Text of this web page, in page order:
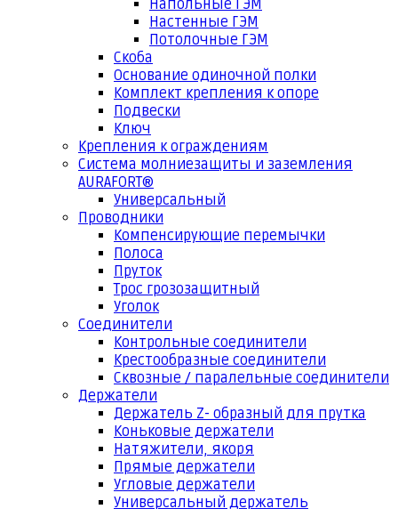
Напольные ГЭМ
Настенные ГЭМ
Потолочные ГЭМ
Скоба
Основание одиночной полки
Комплект крепления к опоре
Подвески
Ключ
Крепления к ограждениям
Система молниезащиты и заземления
AURAFORT®
Универсальный
Проводники
Компенсирующие перемычки
Полоса
Пруток
Трос грозозащитный
Уголок
Соединители
Контрольные соединители
Крестообразные соединители
Сквозные / паралельные соединители
Держатели
Держатель Z- образный для прутка
Коньковые держатели
Натяжители, якоря
Прямые держатели
Угловые держатели
Универсальный держатель